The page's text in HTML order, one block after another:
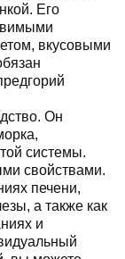
Его
вкусовыми
Он
системы.
свойствами.
печени,
а также как
и